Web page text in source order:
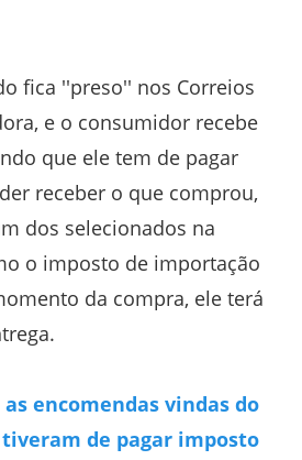
fica ''preso'' nos Correios
e o consumidor recebe
que ele tem de pagar
receber o que comprou,
dos selecionados na
o imposto de importação
da compra, ele terá
as encomendas vindas do
de pagar imposto